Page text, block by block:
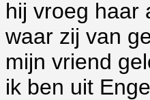
hij vroeg haar
waar zij van
mijn vriend
ik ben uit